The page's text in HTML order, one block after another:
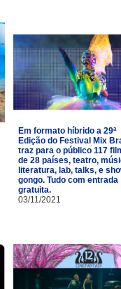
Em formato híbrido a 29ª
Edição do Festival Mix
traz para o público 117
de 28 países, teatro,
literatura, lab, talks, e
gongo. Tudo com entrada
gratuita.
03/11/2021